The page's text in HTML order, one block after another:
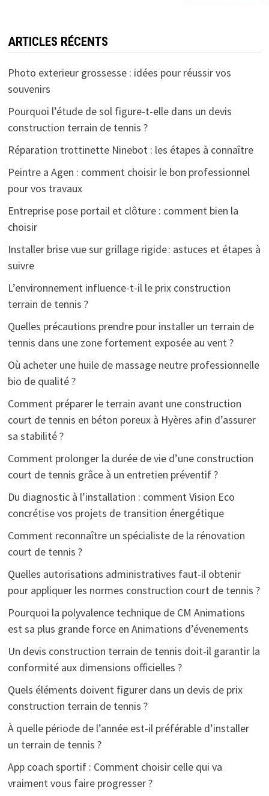
ARTICLES RÉCENTS
Photo exterieur grossesse : idées pour réussir vos
souvenirs
Pourquoi l’étude de sol figure-t-elle dans un devis
construction terrain de tennis ?
Réparation trottinette Ninebot : les étapes à connaître
Peintre a Agen : comment choisir le bon professionnel
pour vos travaux
Entreprise pose portail et clôture : comment bien la
choisir
Installer brise vue sur grillage rigide : astuces et étapes à
suivre
L’environnement influence-t-il le prix construction
terrain de tennis ?
Quelles précautions prendre pour installer un terrain de
tennis dans une zone fortement exposée au vent ?
Où acheter une huile de massage neutre professionnelle
bio de qualité ?
Comment préparer le terrain avant une construction
court de tennis en béton poreux à Hyères afin d’assurer
sa stabilité ?
Comment prolonger la durée de vie d’une construction
court de tennis grâce à un entretien préventif ?
Du diagnostic à l’installation : comment Vision Eco
concrétise vos projets de transition énergétique
Comment reconnaître un spécialiste de la rénovation
court de tennis ?
Quelles autorisations administratives faut-il obtenir
pour appliquer les normes construction court de tennis ?
Pourquoi la polyvalence technique de CM Animations
est sa plus grande force en Animations d’évenements
Un devis construction terrain de tennis doit-il garantir la
conformité aux dimensions officielles ?
Quels éléments doivent figurer dans un devis de prix
construction terrain de tennis ?
À quelle période de l’année est-il préférable d’installer
un terrain de tennis ?
App coach sportif : Comment choisir celle qui va
vraiment vous faire progresser ?